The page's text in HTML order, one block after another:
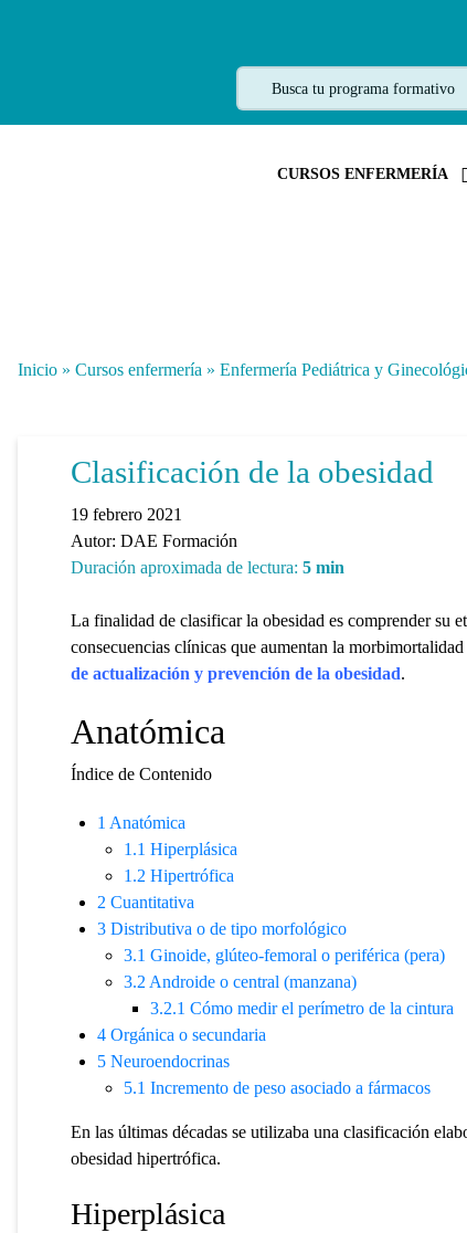
CURSOS ENFERMERÍA
Inicio » Cursos enfermería » Enfermería Pediátrica y
Clasificación de la obesidad
19 febrero 2021
Autor: DAE Formación
Duración aproximada de lectura: 5 min
La finalidad de clasificar la obesidad es comprender su
consecuencias clínicas que aumentan la
de actualización y prevención de la obesidad.
Anatómica
Índice de Contenido
1 Anatómica
1.1 Hiperplásica
1.2 Hipertrófica
2 Cuantitativa
3 Distributiva o de tipo morfológico
3.1 Ginoide, glúteo-femoral o periférica (pera)
3.2Androide o central (manzana)
3.2.1 Cómo medir el perímetro de la cintura
4 Orgánica o secundaria
5 Neuroendocrinas
5.1 Incremento de peso asociado a fármacos
En las últimas décadas se utilizaba una clasificación
obesidad hipertrófica.
Hiperplásica